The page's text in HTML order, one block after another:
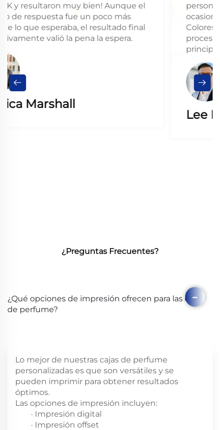
el
personalizadas dos veces, y en ambas
ocasiones la calidad fue excepcional.
Colores vibrantes, impresión nítida y un
proceso de pedido realmente suave de
¿Preguntas Frecuentes?
¿Qué opciones de impresión ofrecen para las cajas
de perfume?
Lo mejor de nuestras cajas de perfume
personalizadas es que son versátiles y se
pueden imprimir para obtener resultados
óptimos.
Las opciones de impresión incluyen:
· Impresión digital
· Impresión offset